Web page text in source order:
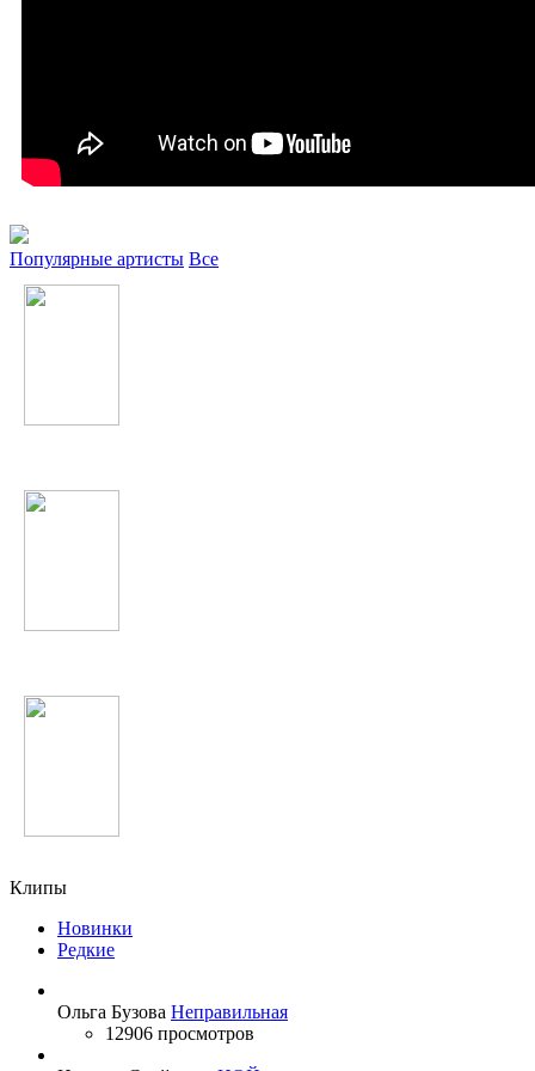
Популярные артисты Все
Клипы
Новинки
Редкие
Ольга Бузова Неправильная
12906 просмотров